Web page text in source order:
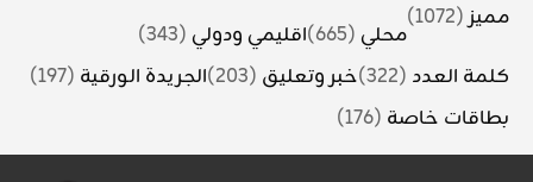
مميز(1072)
محلي (665) اقليمي ودولي (343)
كلمة العدد (322) خبر وتعليق (203) الجريدة الورقية (197)
بطاقات خاصة (176)